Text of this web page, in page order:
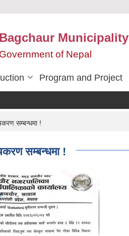
Bagchaur Municipality
Government of Nepal
Program and Project
सम्बन्धमा !
सम्बन्धमा !